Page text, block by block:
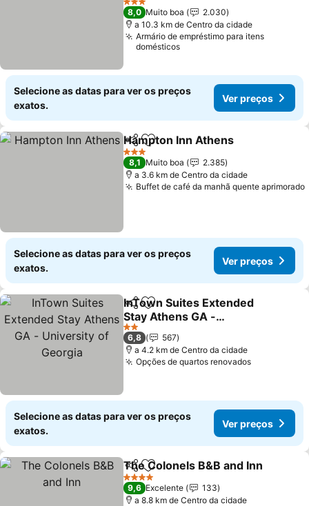
3 Estrelas
8,0 Muito boa
2.030
a 10.3 km de Centro da cidade
Armário de empréstimo para itens
domésticos
Selecione as datas para ver os preços
exatos.
Ver preços
PartilharAdicionar aos favoritos
Hampton Inn Athens
3 Estrelas
8,1 Muito boa
2.385
a 3.6 km de Centro da cidade
Buffet de café da manhã quente aprimorado
Selecione as datas para ver os preços
exatos.
Ver preços
PartilharAdicionar aos favoritos
InTown Suites Extended
Stay Athens GA -
University of Georgia
2 Estrelas
6,8
567
a 4.2 km de Centro da cidade
Opções de quartos renovados
Selecione as datas para ver os preços
exatos.
Ver preços
PartilharAdicionar aos favoritos
The Colonels B&B and Inn
4 Estrelas
9,6 Excelente
133
a 8.8 km de Centro da cidade